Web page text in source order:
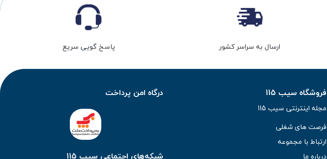
ارسال به سراسر کشور پاسخ گویی سریع
فروشگاه سیب 115
مجله اینترنتی سیب 115
فرصت های شغلی
ارتباط با مجموعه
درباره ما
درگاه امن پرداخت
شبکه‌های اجتماعی سیب 115